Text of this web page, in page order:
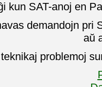
kun SAT-anoj en
demandojn pri
aŭ
problemoj